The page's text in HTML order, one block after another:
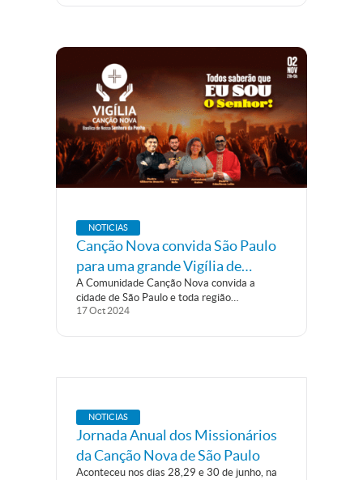
NOTICIAS
Canção Nova convida São Paulo
para uma grande Vigília de
oração, na Basílica Nossa
Senhora da Penha
A Comunidade Canção Nova convida a
cidade de São Paulo e toda região
metropolitana para, no dia 2 de novembro de
17Oct 2024
NOTICIAS
Jornada Anual dos Missionários
da Canção Nova de São Paulo
Aconteceu nos dias 28,29 e 30 de junho, na